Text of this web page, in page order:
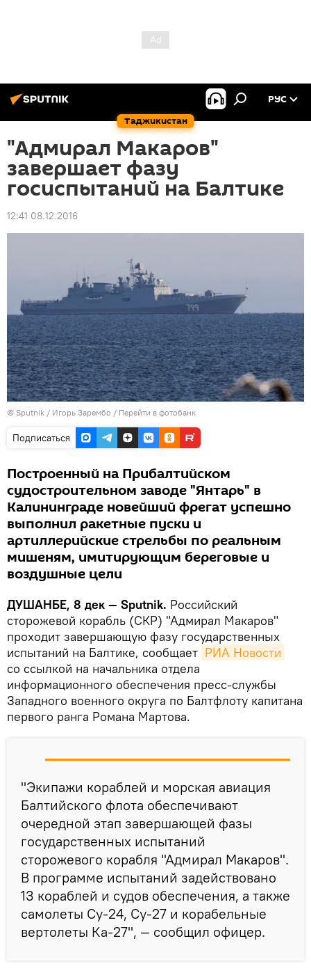
Таджикистан
РУС
"Адмирал Макаров"
завершает фазу
госиспытаний на Балтике
12:41 08.12.2016
© Sputnik / Игорь Зарембо / Перейти в фотобанк
Подписаться
Построенный на Прибалтийском
судостроительном заводе "Янтарь" в
Калининграде новейший фрегат успешно
выполнил ракетные пуски и
артиллерийские стрельбы по реальным
мишеням, имитирующим береговые и
воздушные цели
ДУШАНБЕ, 8 дек — Sputnik. Российский
сторожевой корабль (СКР) "Адмирал Макаров"
проходит завершающую фазу государственных
испытаний на Балтике, сообщает РИА Новости
со ссылкой на начальника отдела
информационного обеспечения пресс-службы
Западного военного округа по Балтфлоту капитана
первого ранга Романа Мартова.
"Экипажи кораблей и морская авиация
Балтийского флота обеспечивают
очередной этап завершающей фазы
государственных испытаний
сторожевого корабля "Адмирал Макаров".
В программе испытаний задействовано
13 кораблей и судов обеспечения, а также
самолеты Су-24, Су-27 и корабельные
вертолеты Ка-27", — сообщил офицер.